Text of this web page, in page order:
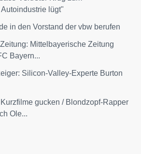
lügt"
in den Vorstand der vbw berufen
Mittelbayerische Zeitung
Bayern...
Silicon-Valley-Experte Burton
gucken / Blondzopf-Rapper
Ole...